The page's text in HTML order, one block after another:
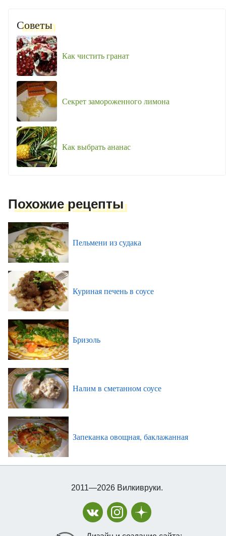
Советы
Как чистить гранат
Секрет замороженного лимона
Как выбрать ананас
Похожие рецепты
Пельмени из судака
Куриная печень в соусе
Бризоль
Налим в сметанном соусе
Запеканка овощная, баклажанная
2011—2026 Вилкивруки.